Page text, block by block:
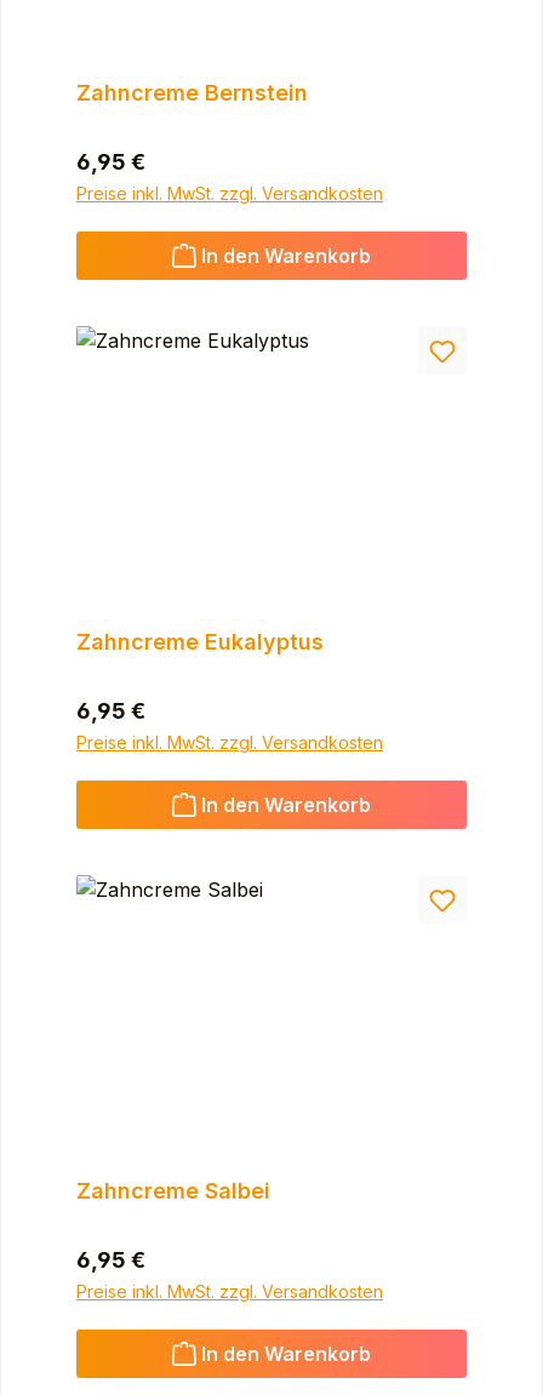
Zahncreme Bernstein
Regulärer Preis:
6,95 €
Preise inkl. MwSt. zzgl. Versandkosten
In den Warenkorb
Zahncreme Eukalyptus
Regulärer Preis:
6,95 €
Preise inkl. MwSt. zzgl. Versandkosten
In den Warenkorb
Zahncreme Salbei
Regulärer Preis:
6,95 €
Preise inkl. MwSt. zzgl. Versandkosten
In den Warenkorb